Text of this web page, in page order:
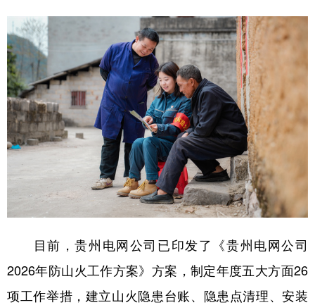
目前，贵州电网公司已印发了《贵州电网公司
2026年防山火工作方案》方案，制定年度五大方面26
项工作举措，建立山火隐患台账、隐患点清理、安装